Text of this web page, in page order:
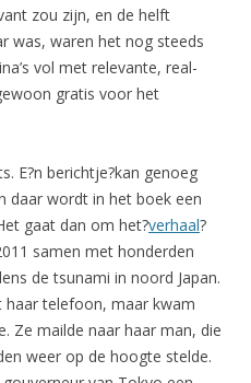
zou zijn, en de helft
was, waren het nog steeds
vol met relevante, real-
gratis voor het
E?n berichtje?kan genoeg
daar wordt in het boek een
gaat dan om het?verhaal?
samen met honderden
de tsunami in noord Japan.
haar telefoon, maar kwam
Ze mailde naar haar man, die
weer op de hoogte stelde.